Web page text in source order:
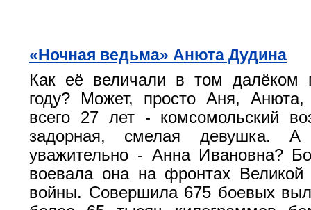
«Ночная ведьма» Анюта Дудина
Как её величали в том далёком
году? Может, просто Аня,
всего 27 лет - комсомольский
задорная, смелая девушка.
уважительно - Анна Ивановна?
воевала она на фронтах Великой
войны. Совершила 675 боевых